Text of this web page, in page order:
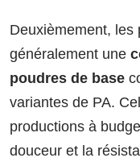
Deuxièmement, les
généralement une
poudres de base
variantes de PA.
productions à
douceur et la